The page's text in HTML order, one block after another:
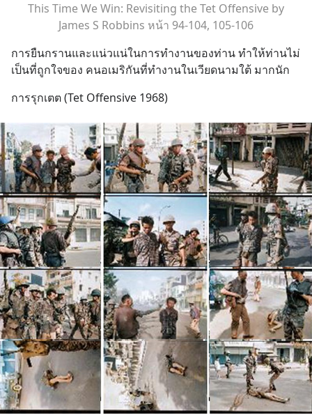
This Time We Win: Revisiting the Tet Offensive by
James S Robbins หน้า 94-104, 105-106
การยืนกรานและแน่วแน่ในการทำงานของท่าน ทำให้ท่านไม่
เป็นที่ถูกใจของ คนอเมริกันที่ทำงานในเวียดนามใต้ มากนัก
การรุกเตต (Tet Offensive 1968)